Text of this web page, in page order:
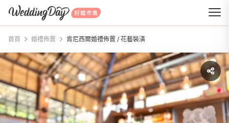
WeddingDay 好婚市集
首頁 婚禮佈置 肯尼西爾婚禮佈置 / 花藝裝潢